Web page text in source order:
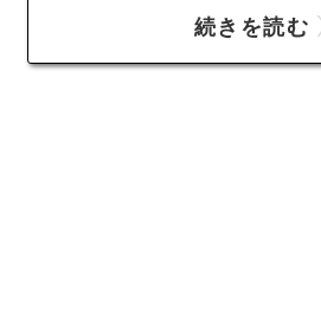
続きを読む